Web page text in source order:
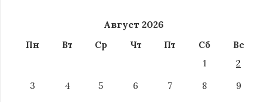
Август 2026
Пн Вт Ср Чт Пт Сб
Вс
1
2
3
4 5 6 7 8
9